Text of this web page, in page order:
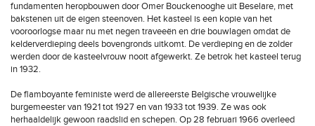
fundamenten heropbouwen door Omer Bouckenooghe uit Beselare, met
bakstenen uit de eigen steenoven. Het kasteel is een kopie van het
vooroorlogse maar nu met negen traveeën en drie bouwlagen omdat de
kelderverdieping deels bovengronds uitkomt. De verdieping en de zolder
werden door de kasteelvrouw nooit afgewerkt. Ze betrok het kasteel terug
in 1932.
De flamboyante feministe werd de allereerste Belgische vrouwelijke
burgemeester van 1921 tot 1927 en van 1933 tot 1939. Ze was ook
herhaaldelijk gewoon raadslid en schepen. Op 28 februari 1966 overleed